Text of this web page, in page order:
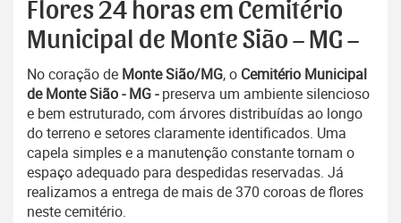
Flores 24 horas em Cemitério
Municipal de Monte Sião – MG –
No coração de Monte Sião/MG, o Cemitério Municipal
de Monte Sião - MG -preserva um ambiente silencioso
e bem estruturado, com árvores distribuídas ao longo
do terreno e setores claramente identificados. Uma
capela simples e a manutenção constante tornam o
espaço adequado para despedidas reservadas. Já
realizamos a entrega de mais de 370 coroas de flores
neste cemitério.